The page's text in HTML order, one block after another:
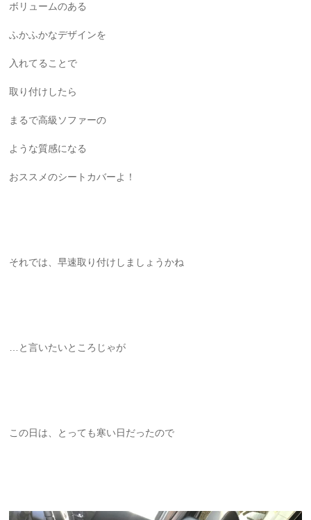
ボリュームのある
ふかふかなデザインを
入れてることで
取り付けしたら
まるで高級ソファーの
ような質感になる
おススメのシートカバーよ！
それでは、早速取り付けしましょうかね
…と言いたいところじゃが
この日は、とっても寒い日だったので